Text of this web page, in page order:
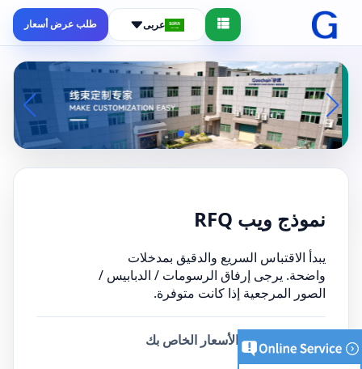
عربى طلب عرض أسعار
نموذج ويب RFQ
يبدأ الاقتباس السريع والدقيق بمدخلات
واضحة. يرجى إرفاق الرسومات / الدبابيس /
الصور المرجعية إذا كانت متوفرة.
أرسل طلب عرض الأسعار الخاص بك